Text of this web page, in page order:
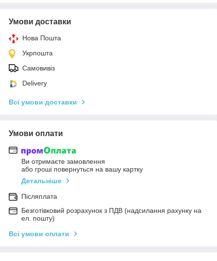
Умови доставки
Нова Пошта
Укрпошта
Самовивіз
Delivery
Всі умови доставки
Умови оплати
Ви отримаєте замовлення
або гроші повернуться на вашу картку
Детальніше
Післяплата
Безготівковий розрахунок з ПДВ (надсилання рахунку на
ел. пошту)
Всі умови оплати